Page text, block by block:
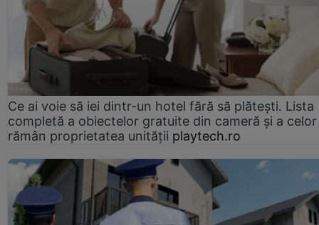
Ce ai voie să iei dintr-un hotel fără să plătești. Lista
completă a obiectelor gratuite din cameră și a
rămân proprietatea unității playtech.ro